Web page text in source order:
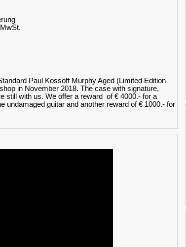
Paul Kossoff Murphy Aged (Limited Edition
in November 2018. The case with signature,
still with us. We offer a reward of € 4000.- for a
undamaged guitar and another reward of € 1000.- for